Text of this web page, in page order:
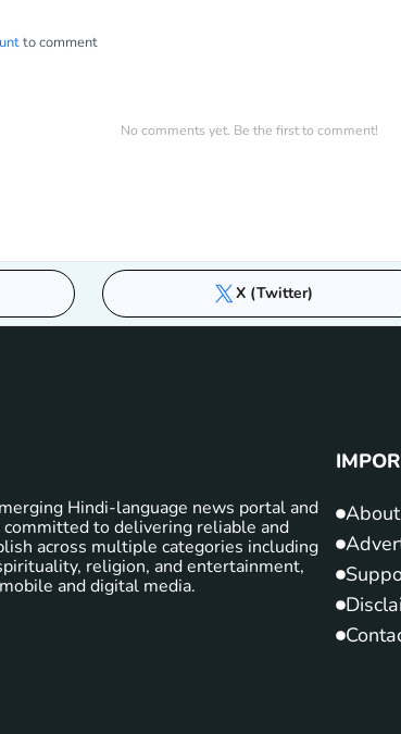
to comment
No comments yet. Be the first to comment!
X (Twitter)
Hindi-language news portal and
to delivering reliable and
across multiple categories including
religion, and entertainment,
and digital media.